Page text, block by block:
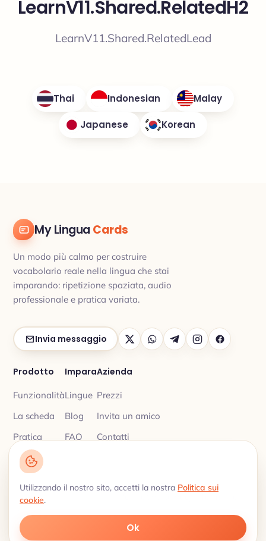
LearnV11.Shared.RelatedH2
LearnV11.Shared.RelatedLead
Thai Indonesian Malay
Japanese Korean
My Lingua Cards
Un modo più calmo per costruire
vocabolario reale nella lingua che stai
imparando: ripetizione spaziata, audio
professionale e pratica variata.
Invia messaggio
Prodotto
Funzionalità
La scheda
Pratica
Impara
Lingue
Blog
FAQ
Azienda
Prezzi
Invita un amico
Contatti
© 2026 My Lingua Cards ·
Vocabolario con ripetizione spaziata · 18 lingue
Utilizzando il nostro sito, accetti la nostra Politica sui
cookie.
Ok